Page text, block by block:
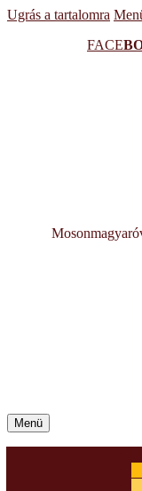
Ugrás a tartalomra
FACE
Menü